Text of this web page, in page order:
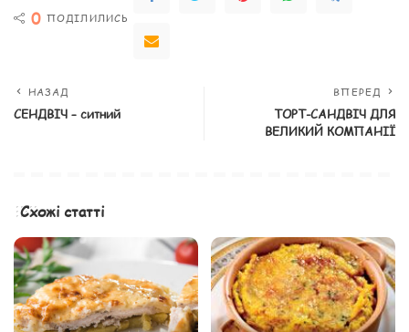
0 ПОДІЛИЛИСЬ
НАЗАД
СЕНДВІЧ – ситний
ВПЕРЕД
ТОРТ-САНДВІЧ ДЛЯ
ВЕЛИКИЙ КОМПАНІЇ
Схожі статті